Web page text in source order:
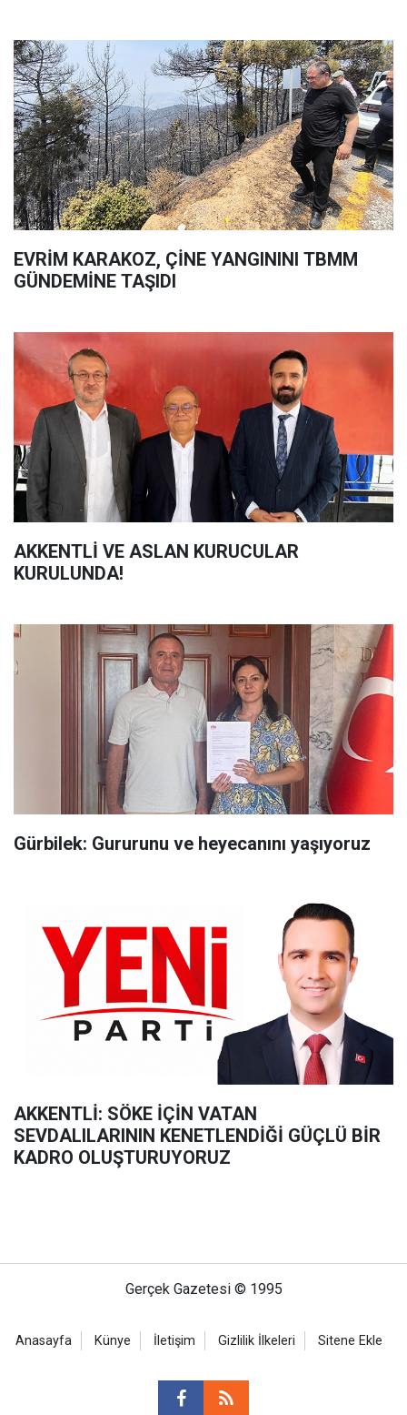
EVRİM KARAKOZ, ÇİNE YANGININI TBMM
GÜNDEMİNE TAŞIDI
AKKENTLİ VE ASLAN KURUCULAR
KURULUNDA!
Gürbilek: Gururunu ve heyecanını yaşıyoruz
AKKENTLİ: SÖKE İÇİN VATAN
SEVDALILARININ KENETLENDİĞİ GÜÇLÜ BİR
KADRO OLUŞTURUYORUZ
Gerçek Gazetesi © 1995
Anasayfa Künye İletişim Gizlilik İlkeleri Sitene Ekle